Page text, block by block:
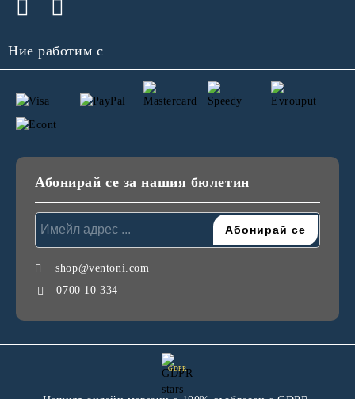
Ние работим с
Абонирай се за нашия бюлетин
shop@ventoni.com
0700 10 334
GDPR